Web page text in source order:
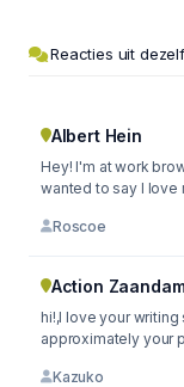
Reacties uit
Albert Hein
Hey! I'm at work
wanted to say I love
Roscoe
Action
hi!,I love your
Kazuko